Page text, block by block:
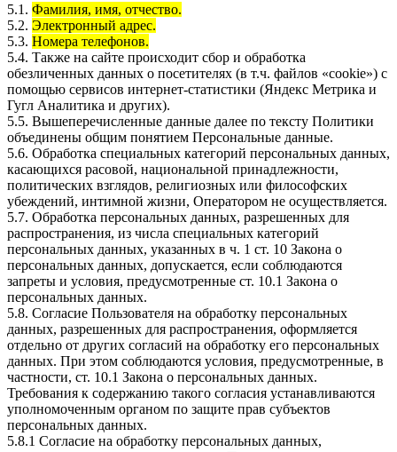
5.1. Фамилия, имя, отчество.
5.2. Электронный адрес.
5.3. Номера телефонов.
5.4. Также на сайте происходит сбор и обработка
обезличенных данных о посетителях (в т.ч. файлов «cookie») с
помощью сервисов интернет-статистики (Яндекс Метрика и
Гугл Аналитика и других).
5.5. Вышеперечисленные данные далее по тексту Политики
объединены общим понятием Персональные данные.
5.6. Обработка специальных категорий персональных данных,
касающихся расовой, национальной принадлежности,
политических взглядов, религиозных или философских
убеждений, интимной жизни, Оператором не осуществляется.
5.7. Обработка персональных данных, разрешенных для
распространения, из числа специальных категорий
персональных данных, указанных в ч. 1 ст. 10 Закона о
персональных данных, допускается, если соблюдаются
запреты и условия, предусмотренные ст. 10.1 Закона о
персональных данных.
5.8. Согласие Пользователя на обработку персональных
данных, разрешенных для распространения, оформляется
отдельно от других согласий на обработку его персональных
данных. При этом соблюдаются условия, предусмотренные, в
частности, ст. 10.1 Закона о персональных данных.
Требования к содержанию такого согласия устанавливаются
уполномоченным органом по защите прав субъектов
персональных данных.
5.8.1 Согласие на обработку персональных данных,